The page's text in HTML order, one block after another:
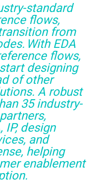
standard
flows,
from
With EDA
flows,
designing
of other
A robust
35 industry-
IP, design
and
helping
enablement